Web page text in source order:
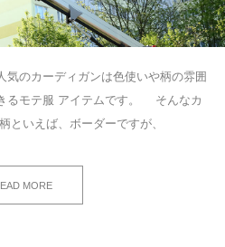
のカーディガンは色使いや柄の雰囲
るモテ服 アイテムです。 そんなカ
といえば、ボーダーですが、
MORE